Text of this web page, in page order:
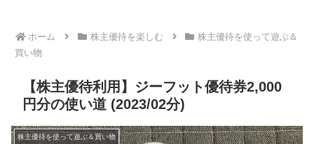
ホーム 株主優待を楽しむ
株主優待を使って遊ぶ＆
買い物
【株主優待利用】ジーフット優待券2,000
円分の使い道 (2023/02分)
株主優待を使って遊ぶ＆買い物